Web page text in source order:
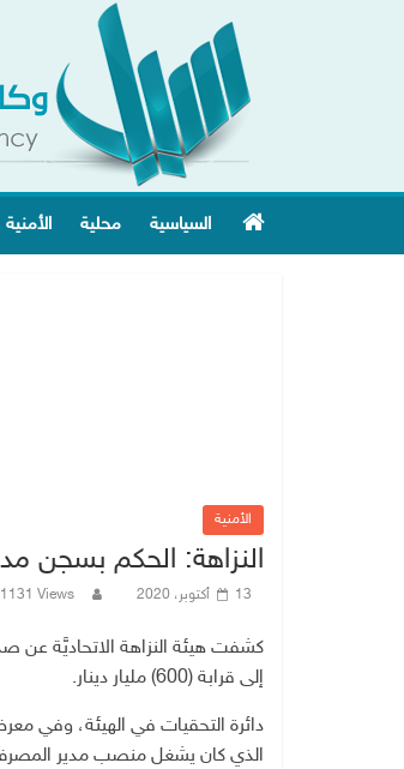
السياسية محلية الأمنية
الأمنية
النزاهة: الحكم بسجن مدير
13 أكتوبر، 2020 1131 Views
كشفت هيئة النزاهة الاتحاديَّة عن
إلى قرابة (600) مليار دينار.
دائرة التحقيات في الهيئة، وفي
الذي كان يشغل منصب مدير المصرف